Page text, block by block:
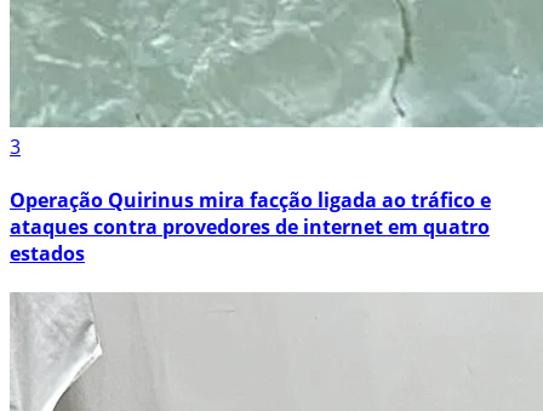
3
Operação Quirinus mira facção ligada ao tráfico e
ataques contra provedores de internet em quatro
estados